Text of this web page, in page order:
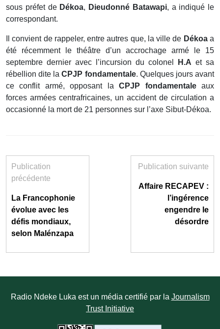
sous préfet de Dékoa, Dieudonné Batawapi, a indiqué le
correspondant.
Il convient de rappeler, entre autres que, la ville de Dékoaa
été récemment le théâtre d’un accrochage armé le 15
septembre dernier avec l’incursion du colonel
H.A et sa
rébellion dite laCPJP fondamentale. Quelques jours avant
ce conflit armé, opposant laCPJP fondamentaleaux
forces armées centrafricaines, un accident de circulation a
occasionné la mort de 21 personnes sur l’axe Sibut-Dékoa.
Publication
précédente
La Francophonie
évolue avec les
défis mondiaux,
selon Malénzapa
Publication suivante
Affaire RECAPEV :
l’ingérence
engendre le
désordre
Radio Ndeke Luka est un média certifié par la Journalism
Trust Initiative